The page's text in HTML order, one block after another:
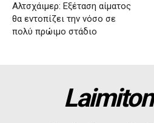
Αλτσχάιμερ: Εξέταση αίματος
θα εντοπίζει την νόσο σε
πολύ πρώιμο στάδιο